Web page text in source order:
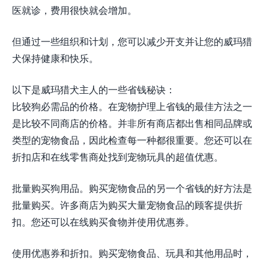
医就诊，费用很快就会增加。
但通过一些组织和计划，您可以减少开支并让您的威玛猎
犬保持健康和快乐。
以下是威玛猎犬主人的一些省钱秘诀：
比较狗必需品的价格。在宠物护理上省钱的最佳方法之一
是比较不同商店的价格。并非所有商店都出售相同品牌或
类型的宠物食品，因此检查每一种都很重要。您还可以在
折扣店和在线零售商处找到宠物玩具的超值优惠。
批量购买狗用品。购买宠物食品的另一个省钱的好方法是
批量购买。许多商店为购买大量宠物食品的顾客提供折
扣。您还可以在线购买食物并使用优惠券。
使用优惠券和折扣。购买宠物食品、玩具和其他用品时，